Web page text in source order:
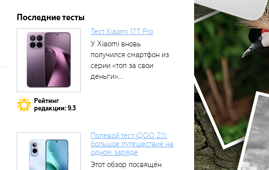
Вам
также
понравится
Последние тесты
Рейтинг
редакции: 9.3
Тест Xiaomi 17T Pro
У Xiaomi вновь
получился смартфон из
серии «топ за свои
деньги»....
Полевой тест iQOO Z11:
большое путешествие на
одном заряде
Этот обзор посвящён